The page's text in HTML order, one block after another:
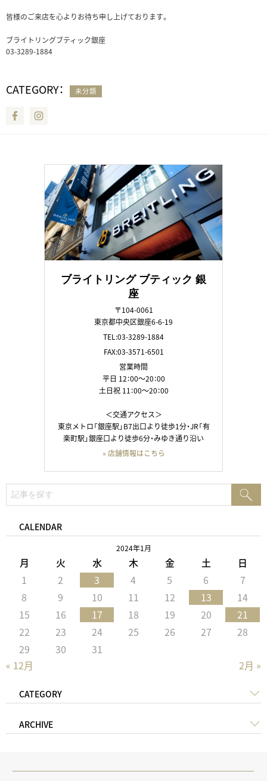
皆様のご来店を心よりお待ち申し上げております。
ブライトリングブティック銀座
03-3289-1884
CATEGORY： 未分類
Facebook
ブライトリング ブティック 銀
座
〒104-0061
東京都中央区銀座6-6-19
TEL:03-3289-1884
FAX:03-3571-6501
営業時間
平日 12：00～20：00
土日祝 11：00～20：00
＜交通アクセス＞
東京メトロ「銀座駅」B7出口より徒歩1分・JR「有
楽町駅」銀座口より徒歩6分・みゆき通り沿い
» 店舗情報はこちら
索:
CALENDAR
2024年1月
月 火 水 木 金 土 日
« 12月 2月 »
1 2 3 4 5 6
7
8
9 10 11 12 13
14
15
16 17 18 19 20
21
22
23 24 25 26 27
28
29
30 31
CATEGORY
ARCHIVE